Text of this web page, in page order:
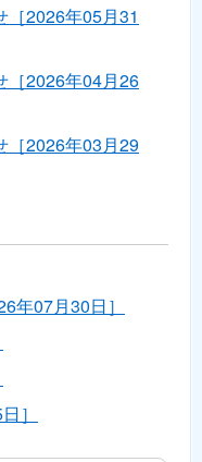
2026年05月31
［2026年04月26
［2026年03月29
年07月30日］
］